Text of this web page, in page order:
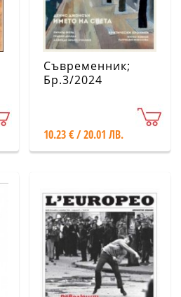
Съвременник;
Бр.3/2024
10.23 € / 20.01 ЛВ.